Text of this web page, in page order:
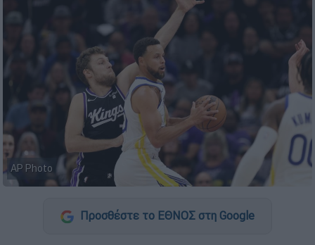
AP Photo
Προσθέστε το ΕΘΝΟΣ στη Google